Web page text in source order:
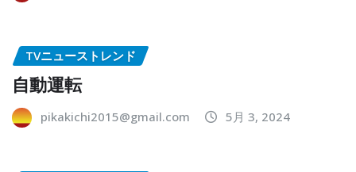
TVニューストレンド
自動運転
pikakichi2015@gmail.com 5月 3, 2024